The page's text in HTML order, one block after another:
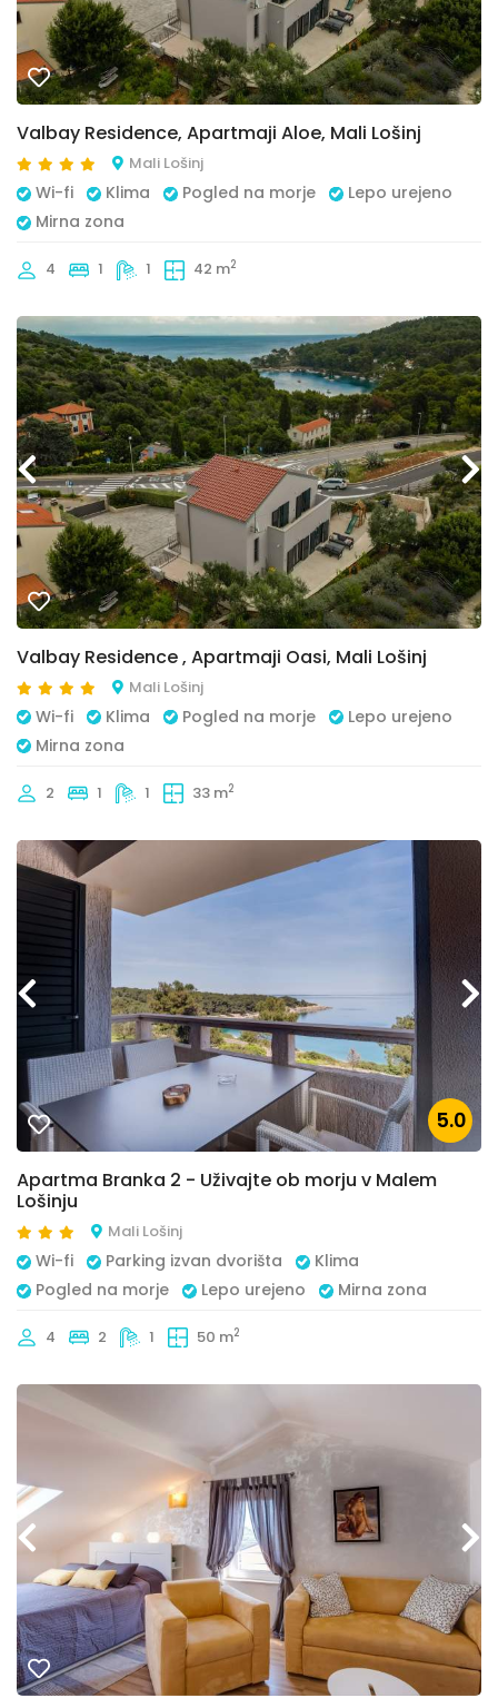
Valbay Residence, Apartmaji Aloe, Mali Lošinj
Mali Lošinj
Wi-fi Klima Pogled na morje
Lepo urejeno
Mirna zona
4 1 1 42 m2
Valbay Residence , Apartmaji Oasi, Mali Lošinj
Mali Lošinj
Wi-fi Klima Pogled na morje
Lepo urejeno
Mirna zona
2 1 1 33 m2
5.0
Apartma Branka 2 - Uživajte ob morju v Malem
Lošinju
Mali Lošinj
Wi-fi Parking izvan dvorišta
Klima
Pogled na morje
Lepo urejeno Mirna zona
4 2 1 50 m2